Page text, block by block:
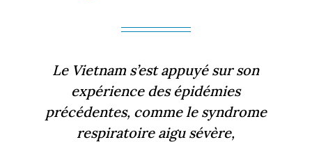
Le Vietnam s’est appuyé sur son
expérience des épidémies
précédentes, comme le syndrome
respiratoire aigu sévère,